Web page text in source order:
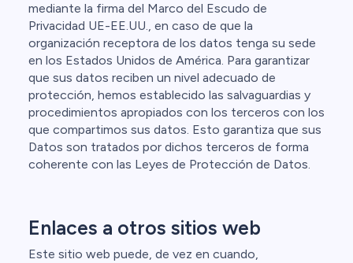
mediante la firma del Marco del Escudo de
Privacidad UE-EE.UU., en caso de que la
organización receptora de los datos tenga su sede
en los Estados Unidos de América. Para garantizar
que sus datos reciben un nivel adecuado de
protección, hemos establecido las salvaguardias y
procedimientos apropiados con los terceros con los
que compartimos sus datos. Esto garantiza que sus
Datos son tratados por dichos terceros de forma
coherente con las Leyes de Protección de Datos.
Enlaces a otros sitios web
Este sitio web puede, de vez en cuando,